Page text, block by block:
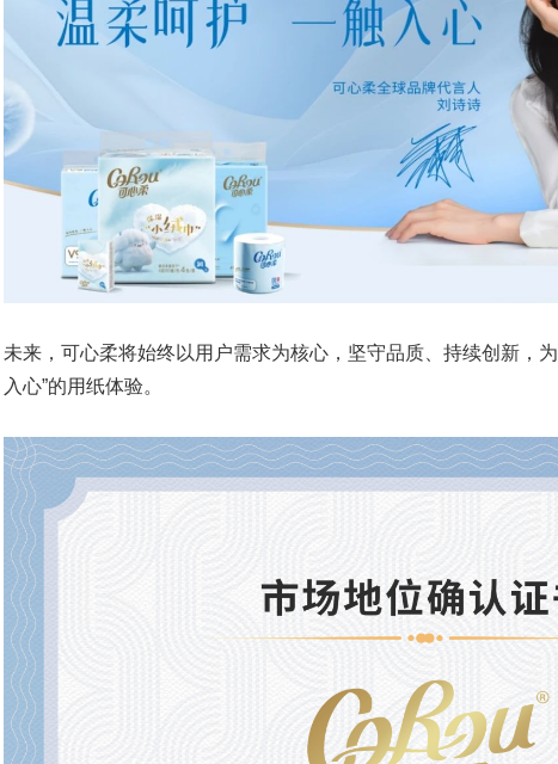
未来，可心柔将始终以用户需求为核心，坚守品质、持续创新，
入心”的用纸体验。